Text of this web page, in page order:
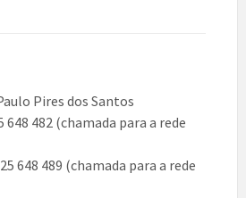
Pires dos Santos
648 482 (chamada para a rede
648 489 (chamada para a rede